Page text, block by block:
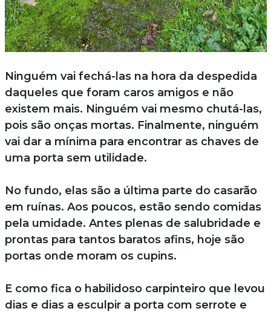
Ninguém vai fechá-las na hora da despedida
daqueles que foram caros amigos e não
existem mais. Ninguém vai mesmo chutá-las,
pois são onças mortas. Finalmente, ninguém
vai dar a mínima para encontrar as chaves de
uma porta sem utilidade.
No fundo, elas são a última parte do casarão
em ruínas. Aos poucos, estão sendo comidas
pela umidade. Antes plenas de salubridade e
prontas para tantos baratos afins, hoje são
portas onde moram os cupins.
E como fica o habilidoso carpinteiro que levou
dias e dias a esculpir a porta com serrote e